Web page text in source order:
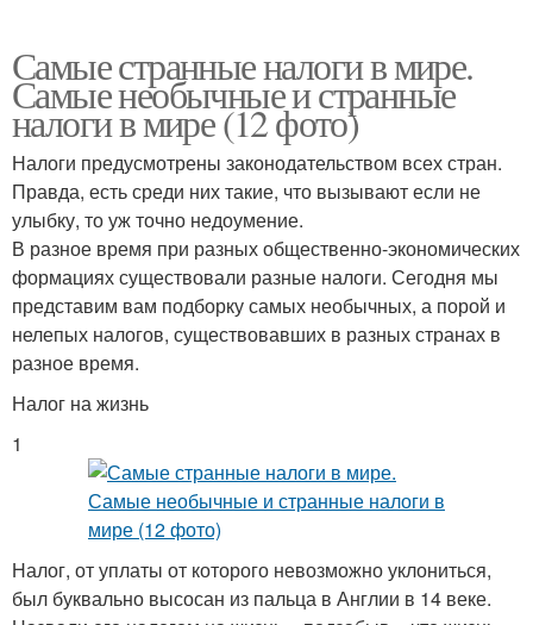
Самые странные налоги в мире.
Самые необычные и странные
налоги в мире (12 фото)
Налоги предусмотрены законодательством всех стран.
Правда, есть среди них такие, что вызывают если не
улыбку, то уж точно недоумение.
В разное время при разных общественно-экономических
формациях существовали разные налоги. Сегодня мы
представим вам подборку самых необычных, а порой и
нелепых налогов, существовавших в разных странах в
разное время.
Налог на жизнь
1
Налог, от уплаты от которого невозможно уклониться,
был буквально высосан из пальца в Англии в 14 веке.